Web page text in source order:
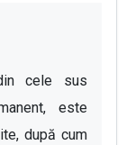
cele sus
este
după cum